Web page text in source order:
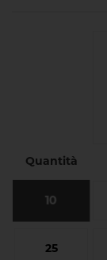
Quantità
10
25